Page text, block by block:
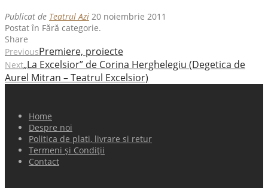
Publicat de Teatrul Azi 20 noiembrie 2011
Postat în Fără categorie.
Share
PreviousPremiere, proiecte
Next„La Excelsior” de Corina Herghelegiu (Degetica de
Aurel Mitran – Teatrul Excelsior)
Home
Despre noi
Politica de plati, livrare si retur
Termeni și Condiții
Contact